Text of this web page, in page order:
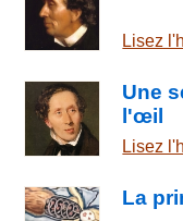
Lisez
Une
l'œil
Lisez
La